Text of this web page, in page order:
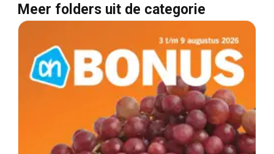
Meer folders uit de categorie